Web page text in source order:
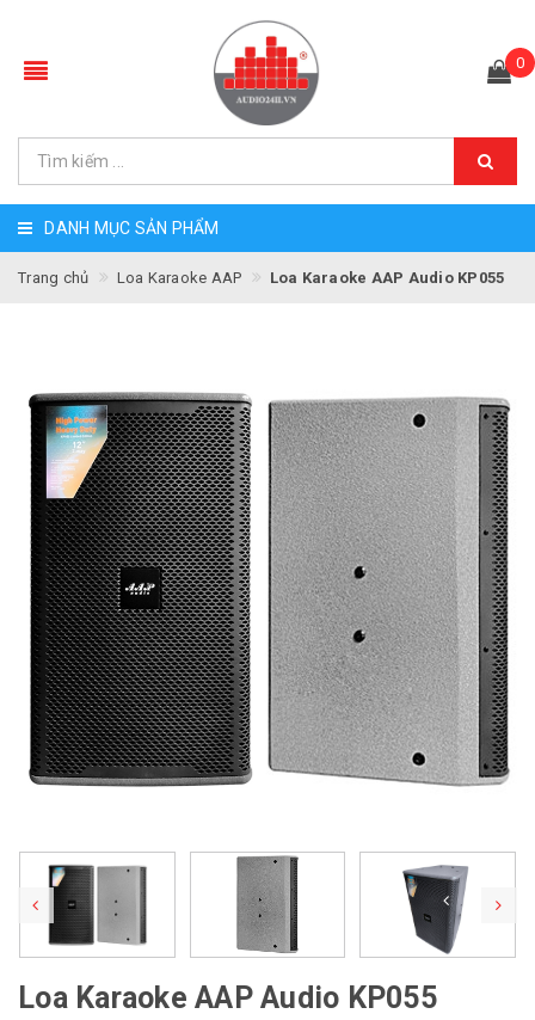
0
DANH MỤC SẢN PHẨM
Trang chủ Loa Karaoke AAP Loa Karaoke AAP Audio KP055
Loa Karaoke AAP Audio KP055